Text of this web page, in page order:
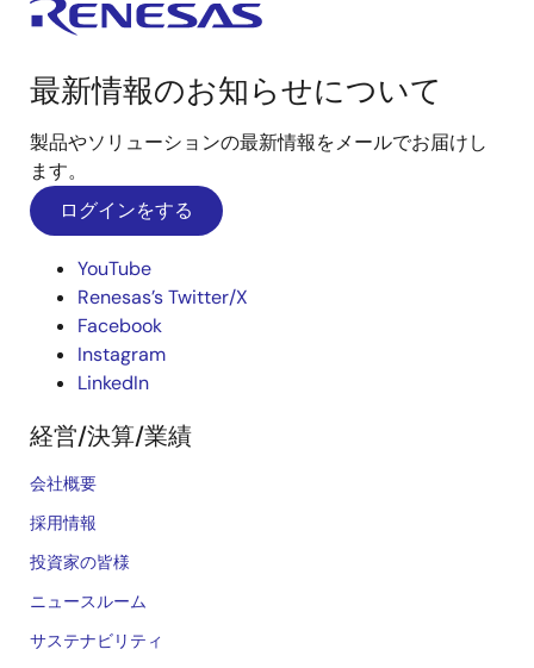
最新情報のお知らせについて
製品やソリューションの最新情報をメールでお届けし
ます。
ログインをする
YouTube
Renesas’s Twitter/X
Facebook
Instagram
LinkedIn
経営/決算/業績
会社概要
採用情報
投資家の皆様
ニュースルーム
サステナビリティ